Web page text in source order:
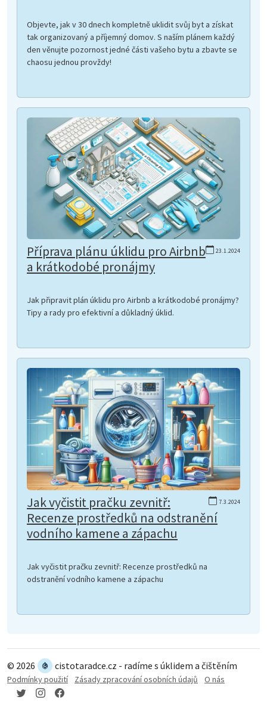
Objevte, jak v 30 dnech kompletně uklidit svůj byt a získat
tak organizovaný a příjemný domov. S naším plánem každý
den věnujte pozornost jedné části vašeho bytu a zbavte se
chaosu jednou provždy!
23.1.2024
Příprava plánu úklidu pro Airbnb
a krátkodobé pronájmy
Jak připravit plán úklidu pro Airbnb a krátkodobé pronájmy?
Tipy a rady pro efektivní a důkladný úklid.
7.3.2024
Jak vyčistit pračku zevnitř:
Recenze prostředků na odstranění
vodního kamene a zápachu
Jak vyčistit pračku zevnitř: Recenze prostředků na
odstranění vodního kamene a zápachu
© 2026 cistotaradce.cz - radíme s úklidem a čištěním
Podmínky použití Zásady zpracování osobních údajů O nás